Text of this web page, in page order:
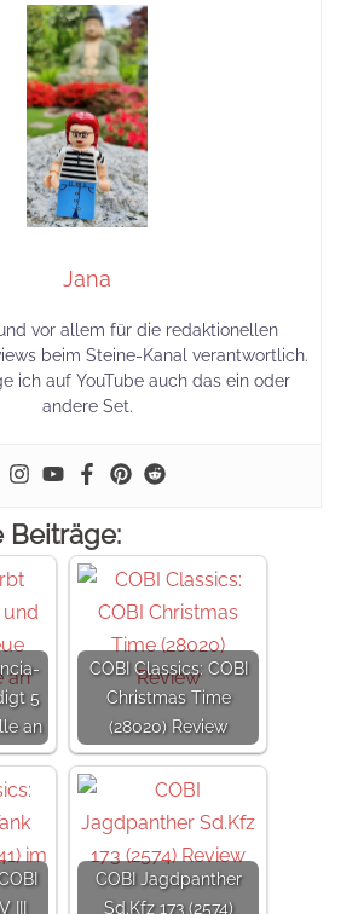
Jana
vor allem für die redaktionellen
beim Steine-Kanal verantwortlich.
ich auf YouTube auch das ein oder
andere Set.
Beiträge:
5
an
COBI Classics: COBI
Christmas Time
(28020) Review
III
COBI Jagdpanther
Sd.Kfz 173 (2574)